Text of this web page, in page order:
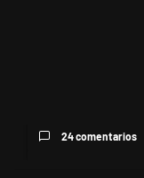
24 comentarios